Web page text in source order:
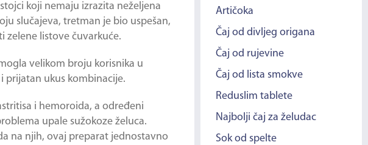
koji nemaju izrazita neželjena
slučajeva, tretman je bio uspešan,
listove čuvarkuće.
velikom broju korisnika u
prijatan ukus kombinacije.
i hemoroida, a određeni
upale sužokoze želuca.
na njih, ovaj preparat jednostavno
Artičoka
Čaj od divljeg origana
Čaj od rujevine
Čaj od lista smokve
Reduslim tablete
Najbolji čaj za želudac
Sok od spelte